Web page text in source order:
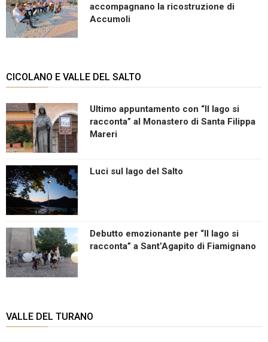
accompagnano la ricostruzione di
Accumoli
CICOLANO E VALLE DEL SALTO
Ultimo appuntamento con “Il lago si
racconta” al Monastero di Santa Filippa
Mareri
Luci sul lago del Salto
Debutto emozionante per “Il lago si
racconta” a Sant’Agapito di Fiamignano
VALLE DEL TURANO